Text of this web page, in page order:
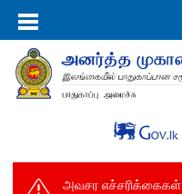
அவசர எச்சரிக்கைகள்